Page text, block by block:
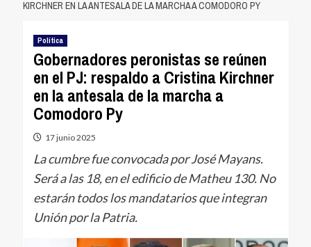
KIRCHNER EN LA ANTESALA DE LA MARCHA A COMODORO PY
Política
Gobernadores peronistas se reúnen
en el PJ: respaldo a Cristina Kirchner
en la antesala de la marcha a
Comodoro Py
17 junio 2025
La cumbre fue convocada por José Mayans.
Será a las 18, en el edificio de Matheu 130. No
estarán todos los mandatarios que integran
Unión por la Patria.